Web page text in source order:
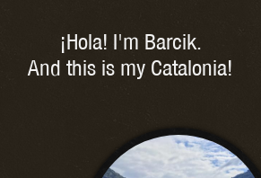
¡Hola! I'm Barcik.
And this is my Catalonia!